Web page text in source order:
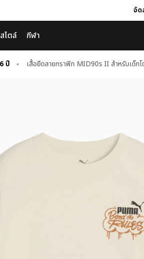
จัด
ไตล์ กีฬา
ปี เสื้อยืดลายกราฟิก MID90s II สำหรับเด็กโ